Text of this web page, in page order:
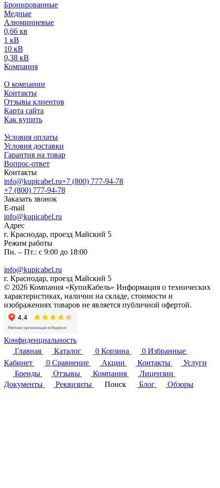
Бронированные
Медные
Алюминиевые
0,66 кв
1 кВ
10 кВ
0,38 кВ
Компания
О компании
Контакты
Отзывы клиентов
Карта сайта
Как купить
Условия оплаты
Условия доставки
Гарантия на товар
Вопрос-ответ
Контакты
info@kupicabel.ru+7 (800) 777-94-78
+7 (800) 777-94-78
Заказать звонок
E-mail
info@kupicabel.ru
Адрес
г. Краснодар, проезд Майский 5
Режим работы
Пн. – Пт.: с 9:00 до 18:00
info@kupicabel.ru
г. Краснодар, проезд Майский 5
© 2026 Компания «КупиКабель» Информация о технических
характеристиках, наличии на складе, стоимости и
изображениях товаров не является публичной офертой.
Конфиденциальность
Главная
Каталог 0 Корзина 0 Избранные
Кабинет
0 Сравнение Акции Контакты
Услуги
Бренды
Отзывы Компания
Лицензии
Документы
Реквизиты Поиск Блог Обзоры